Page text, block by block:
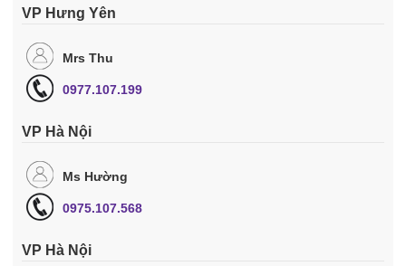
VP Hưng Yên
Mrs Thu
0977.107.199
VP Hà Nội
Ms Hường
0975.107.568
VP Hà Nội